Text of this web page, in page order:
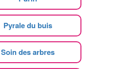
Pyrale du buis
Soin des arbres